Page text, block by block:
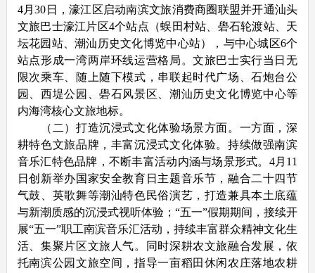
4月30日，濠江区启动南滨文旅消费商圈联盟并开通汕头
文旅巴士濠江片区4个站点（蜈田村站、礐石轮渡站、天
坛花园站、潮汕历史文化博览中心站），与中心城区6个
站点形成一湾两岸环线运营格局。文旅巴士实行当日无
限次乘车、随上随下模式，串联起时代广场、石炮台公
园、西堤公园、礐石风景区、潮汕历史文化博览中心等
内海湾核心文旅地标。
（二）打造沉浸式文化体验场景方面。一方面，深
耕特色文旅品牌，丰富沉浸式文化体验。持续做强南滨
音乐汇特色品牌，不断丰富活动内涵与场景形式。4月11
日创新举办国家安全教育日主题音乐节，融合二十四节
气鼓、英歌舞等潮汕特色民俗演艺，打造兼具本土底蕴
与新潮质感的沉浸式视听体验；“五一”假期期间，接续开
展“五一”职工南滨音乐汇活动，持续丰富群众精神文化生
活、集聚片区文旅人气。同时深耕农文旅融合发展，依
托南滨公园文旅空间，指导一亩稻田休闲农庄落地农耕